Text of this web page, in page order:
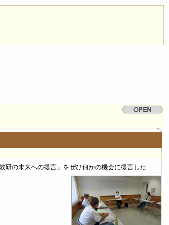
の未来への提言」をぜひ何かの機会に提言した...